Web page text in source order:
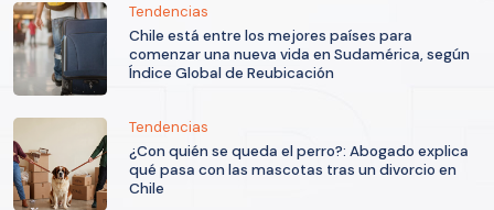
Tendencias
Chile está entre los mejores países para
comenzar una nueva vida en Sudamérica, según
Índice Global de Reubicación
Tendencias
¿Con quién se queda el perro?: Abogado explica
qué pasa con las mascotas tras un divorcio en
Chile